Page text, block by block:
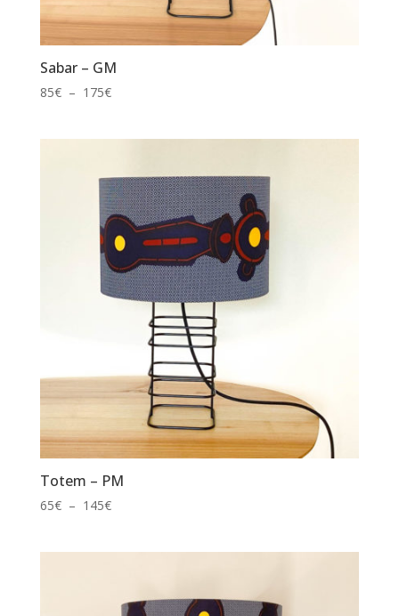
Sabar – GM
85€ – 175€Plage
à
175€
Totem – PM
65€ – 145€Plage
145€